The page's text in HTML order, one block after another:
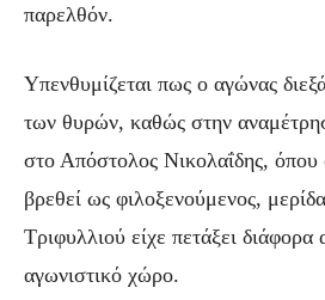
παρελθόν.
Υπενθυμίζεται πως ο αγώνας
των θυρών, καθώς στην
στο Απόστολος Νικολαΐδης, όπου
βρεθεί ως φιλοξενούμενος,
Τριφυλλιού είχε πετάξει διάφορα
αγωνιστικό χώρο.